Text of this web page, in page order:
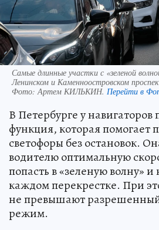
Самые длинные участки с «зеленой
Ленинском и Каменноостровском
Фото:Артем КИЛЬКИН. Перейти в
В Петербурге у навигаторов
функция, которая помогает
светофоры без остановок.
водителю оптимальную
попасть в «зеленую волну» и
каждом перекрестке. При
не превышают
режим.